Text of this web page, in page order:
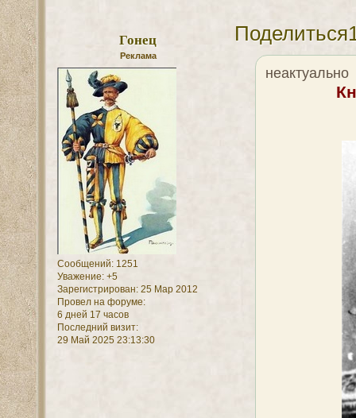
Поделиться
Гонец
Реклама
Сообщений:1251
Уважение: +5
Зарегистрирован: 25 Мар 2012
Провел на форуме:
6 дней 17 часов
Последний визит:
29 Май 2025 23:13:30
неактуально